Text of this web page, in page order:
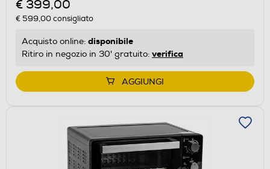
€ 399,00
€ 599,00consigliato
Acquisto online: disponibile
Ritiro in negozio in 30' gratuito: verifica
AGGIUNGI